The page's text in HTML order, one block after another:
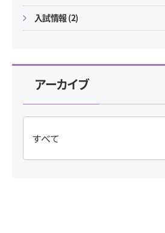
入試情報 (2)
アーカイブ